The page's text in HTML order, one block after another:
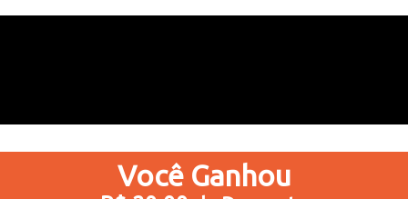
Você Ganhou